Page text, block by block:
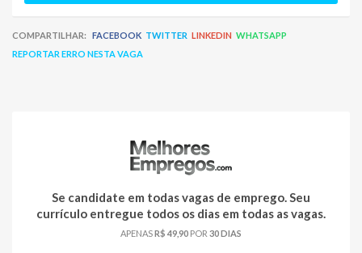
COMPARTILHAR: FACEBOOK TWITTER LINKEDIN WHATSAPP
REPORTAR ERRO NESTA VAGA
Se candidate em todas vagas de emprego. Seu
currículo entregue todos os dias em todas as vagas.
APENASR$ 49,90 POR 30 DIAS